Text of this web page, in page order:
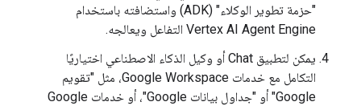
"حزمة تطوير الوكلاء" (ADK) واستضافته باستخدام
Vertex AI Agent Engine التفاعل ويعالجه.
يمكن لتطبيق Chat أو وكيل الذكاء الاصطناعي اختياريًا
التكامل مع خدمات Google Workspace، مثل "تقويم
Google" أو "جداول بيانات Google"، أو خدمات Google